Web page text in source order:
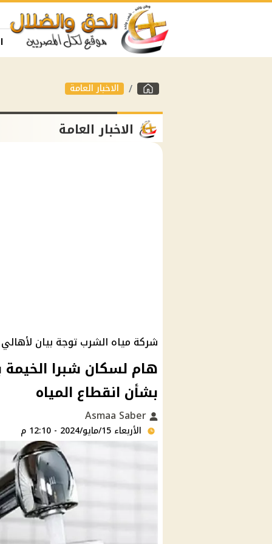
الاخبار العامة
الاخبار العامة
شركة مياه الشرب توجة بيان
هام لسكان شبرا
بشأن انقطاع المياه
الأربعاء 15/مايو/2024 - 12:10 م